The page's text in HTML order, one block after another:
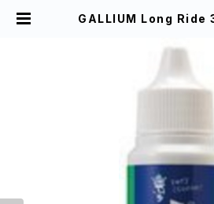
GALLIUM Long Ride